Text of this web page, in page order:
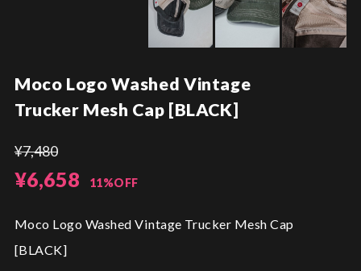
Moco Logo Washed Vintage
Trucker Mesh Cap [BLACK]
¥7,480
¥6,658 11%OFF
Moco Logo Washed Vintage Trucker Mesh Cap
[BLACK]